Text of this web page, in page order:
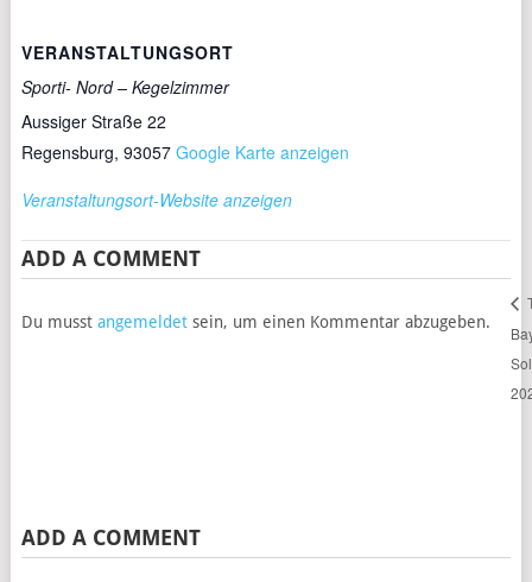
VERANSTALTUNGSORT
Sporti- Nord – Kegelzimmer
Aussiger Straße 22
Regensburg, 93057 Google Karte anzeigen
Veranstaltungsort-Website anzeigen
ADD A COMMENT
Du musst angemeldetsein, um einen Kommentar abzugeben.
ADD A COMMENT